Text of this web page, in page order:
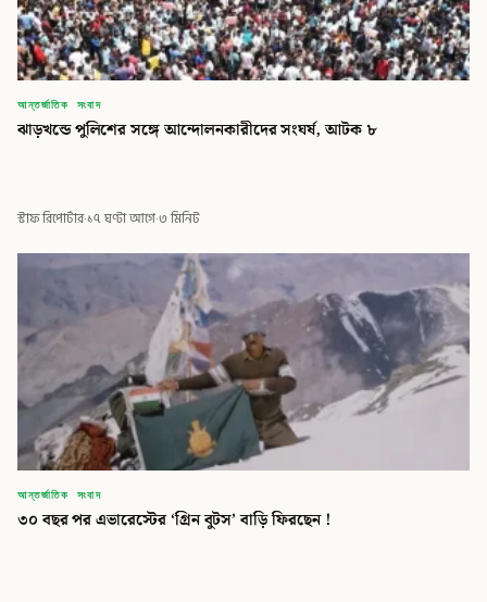
আন্তর্জাতিক সংবাদ
ঝাড়খন্ডে পুলিশের সঙ্গে আন্দোলনকারীদের সংঘর্ষ, আটক ৮
স্টাফ রিপোর্টার·১৭ ঘণ্টা আগে·৩ মিনিট
আন্তর্জাতিক সংবাদ
৩০ বছর পর এভারেস্টের ‘গ্রিন বুটস’ বাড়ি ফিরছেন !